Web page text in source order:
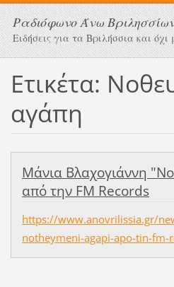
Ραδιόφωνο Άνω
Ειδήσεις για τα Βριλήσσια και όχι
Ετικέτα:
αγάπη
Μάνια Βλαχογιάννη
από την FM Records
https://www.anovrilissia.gr/
notheymeni-agapi-apo-tin-fm-